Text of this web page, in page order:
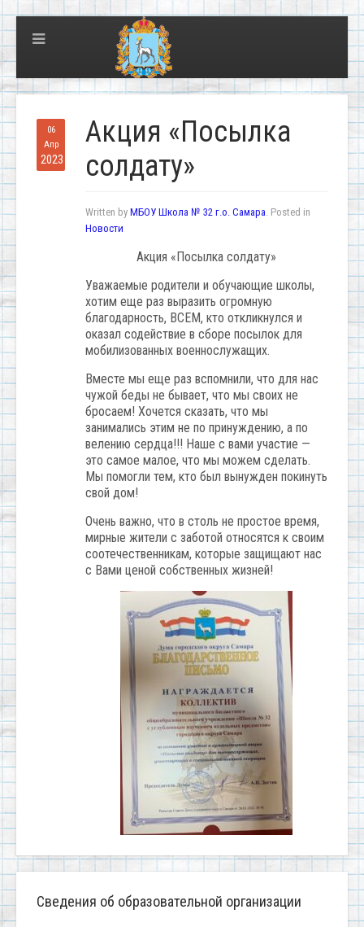
06
Апр
2023
Акция «Посылка
солдату»
Written by МБОУ Школа № 32 г.о. Самара. Posted in
Новости
Акция «Посылка солдату»
Уважаемые родители и обучающие школы,
хотим еще раз выразить огромную
благодарность, ВСЕМ, кто откликнулся и
оказал содействие в сборе посылок для
мобилизованных военнослужащих.
Вместе мы еще раз вспомнили, что для нас
чужой беды не бывает, что мы своих не
бросаем! Хочется сказать, что мы
занимались этим не по принуждению, а по
велению сердца!!! Наше с вами участие —
это самое малое, что мы можем сделать.
Мы помогли тем, кто был вынужден покинуть
свой дом!
Очень важно, что в столь не простое время,
мирные жители с заботой относятся к своим
соотечественникам, которые защищают нас
с Вами ценой собственных жизней!
Сведения об образовательной организации